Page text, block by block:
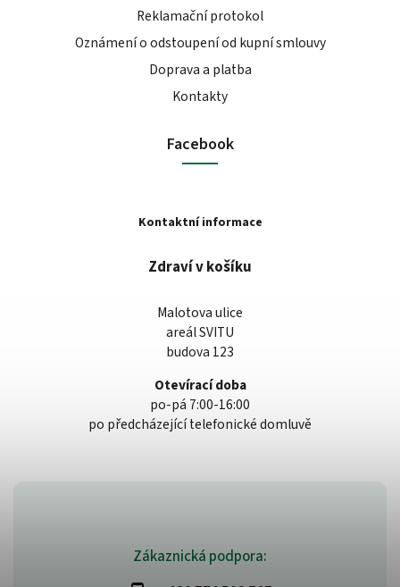
Zákaznická podpora:
Reklamační protokol
Oznámení o odstoupení od kupní smlouvy
Doprava a platba
Kontakty
Facebook
Kontaktní informace
Zdraví v košíku
Malotova ulice
areál SVITU
budova 123
Otevírací doba
po-pá 7:00-16:00
po předcházející telefonické domluvě